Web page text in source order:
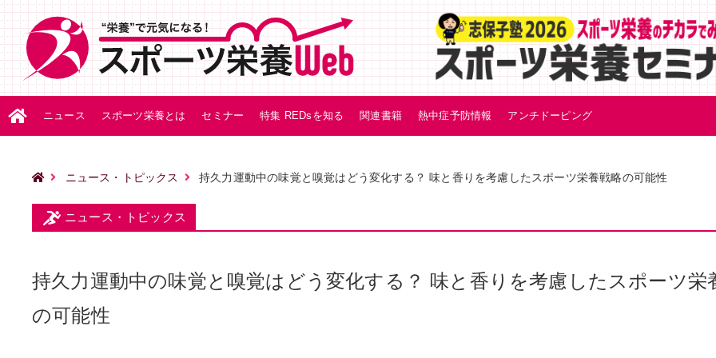
ニュース スポーツ栄養とは セミナー 特集 REDsを知る 関連書籍 熱中症予防情報 アンチドーピング
ニュース・トピックス 持久力運動中の味覚と嗅覚はどう変化する？ 味と香りを考慮したスポーツ栄養戦略の可能性
ニュース・トピックス
持久力運動中の味覚と嗅覚はどう変化する？ 味と香りを考慮したスポーツ栄
の可能性